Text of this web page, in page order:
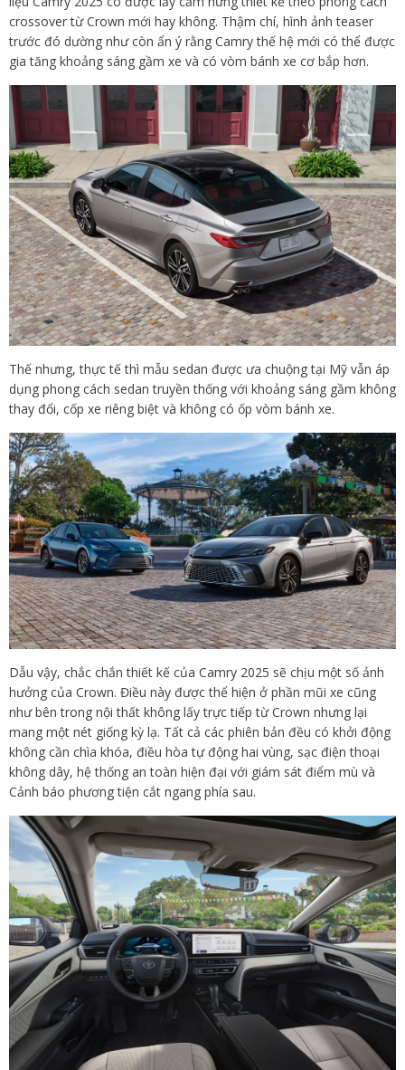
crossover từ Crown mới hay không. Thậm chí, hình ảnh teaser
trước đó dường như còn ẩn ý rằng Camry thế hệ mới có thể được
gia tăng khoảng sáng gầm xe và có vòm bánh xe cơ bắp hơn.
Thế nhưng, thực tế thì mẫu sedan được ưa chuộng tại Mỹ vẫn áp
dụng phong cách sedan truyền thống với khoảng sáng gầm không
thay đổi, cốp xe riêng biệt và không có ốp vòm bánh xe.
Dẫu vậy, chắc chắn thiết kế của Camry 2025 sẽ chịu một số ảnh
hưởng của Crown. Điều này được thể hiện ở phần mũi xe cũng
như bên trong nội thất không lấy trực tiếp từ Crown nhưng lại
mang một nét giống kỳ lạ. Tất cả các phiên bản đều có khởi động
không cần chìa khóa, điều hòa tự động hai vùng, sạc điện thoại
không dây, hệ thống an toàn hiện đại với giám sát điểm mù và
Cảnh báo phương tiện cắt ngang phía sau.